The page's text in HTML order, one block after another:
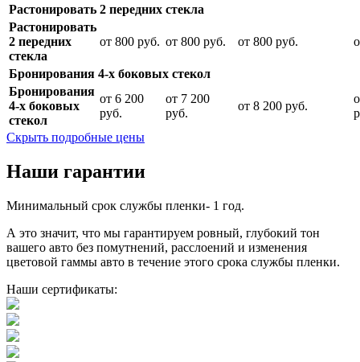
Растонировать 2 передних стекла
Растонировать
2 передних
стекла
от 800 руб. от 800 руб. от 800 руб.
Бронирования 4-х боковых стекол
Бронирования
4-х боковых
стекол
от 6 200
руб.
от 7 200
руб.
от 8 200 руб.
Скрыть подробные цены
Наши гарантии
Минимальный срок службы пленки- 1 год.
А это значит, что мы гарантируем ровный, глубокий тон
вашего авто без помутнений, расслоений и изменения
цветовой гаммы авто в течение этого срока службы пленки.
Наши сертификаты: